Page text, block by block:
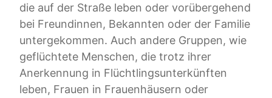
die auf der Straße leben oder vorübergehend
bei Freundinnen, Bekannten oder der Familie
untergekommen. Auch andere Gruppen, wie
geflüchtete Menschen, die trotz ihrer
Anerkennung in Flüchtlingsunterkünften
leben, Frauen in Frauenhäusern oder